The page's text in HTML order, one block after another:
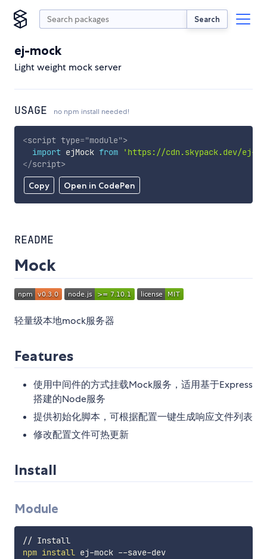
Search
ej-mock
Light weight mock server
USAGE no npm install needed!
Copy Open in CodePen
<script type="module">
import ejMock from
'https://cdn.skypack.dev/ej-
</script>
README
Mock
轻量级本地mock服务器
Features
使用中间件的方式挂载Mock服务，适用基于Express
搭建的Node服务
提供初始化脚本，可根据配置一键生成响应文件列表
修改配置文件可热更新
Install
Module
// Install
npm install ej-mock --save-dev